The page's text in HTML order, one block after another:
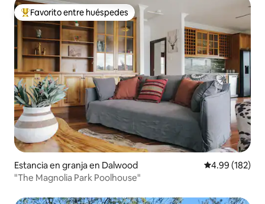
De los mejores en Favorito entre huéspedes
Favorito entre huéspedes
Estancia en granja en Dalwood Calificación
4.99 (182)
"The Magnolia Park Poolhouse"